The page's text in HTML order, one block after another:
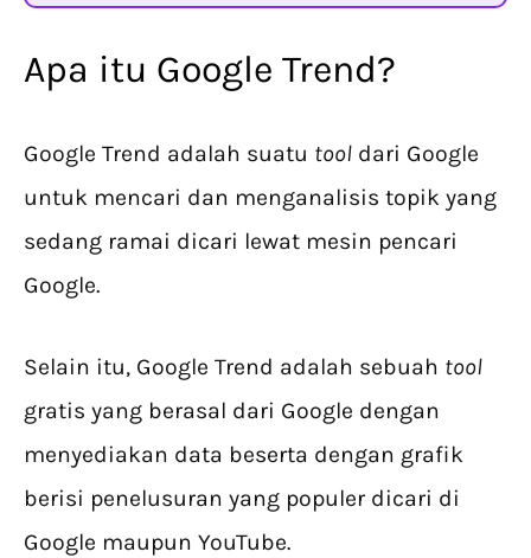
Apa itu Google Trend?
Google Trend adalah suatu tool dari Google
untuk mencari dan menganalisis topik yang
sedang ramai dicari lewat mesin pencari
Google.
Selain itu, Google Trend adalah sebuah tool
gratis yang berasal dari Google dengan
menyediakan data beserta dengan grafik
berisi penelusuran yang populer dicari di
Google maupun YouTube.